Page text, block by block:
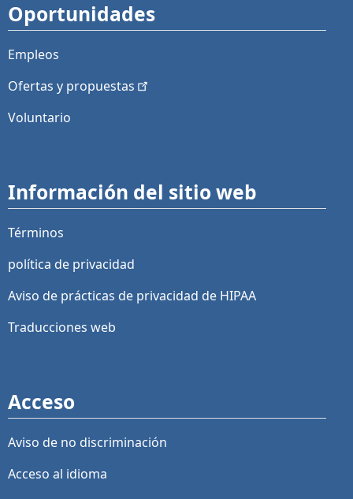
Oportunidades
Empleos
Ofertas y propuestas
Voluntario
Información del sitio web
Términos
política de privacidad
Aviso de prácticas de privacidad de HIPAA
Traducciones web
Acceso
Aviso de no discriminación
Acceso al idioma